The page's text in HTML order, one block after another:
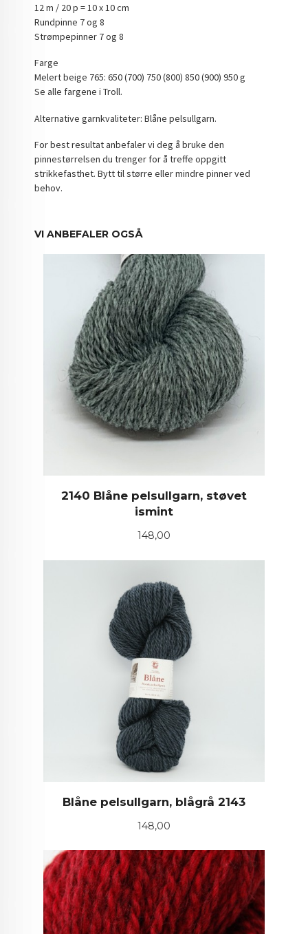
12 m / 20 p = 10 x 10 cm
Rundpinne 7 og 8
Strømpepinner 7 og 8
Farge
Melert beige 765: 650 (700) 750 (800) 850 (900) 950 g
Se alle fargene i Troll.
Alternative garnkvaliteter: Blåne pelsullgarn.
For best resultat anbefaler vi deg å bruke den
pinnestørrelsen du trenger for å treffe oppgitt
strikkefasthet. Bytt til større eller mindre pinner ved
behov.
VI ANBEFALER OGSÅ
2140 Blåne pelsullgarn, støvet
ismint
Pris
148,00
Blåne pelsullgarn, blågrå 2143
Pris
148,00